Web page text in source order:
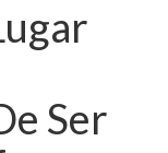
Ser